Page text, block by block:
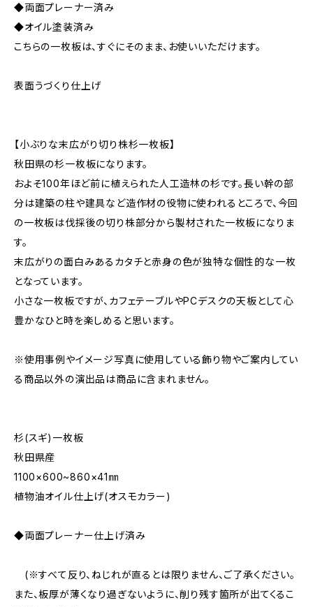
◆両面プレーナー済み
◆オイル塗装済み
こちらの一枚板は、すぐにそのまま、お使いいただけます。
表面うづくり仕上げ
【小ぶりな末広がり切り株杉一枚板】
秋田県の杉一枚板になります。
およそ100年ほど前に植えられた人工造林の杉です。長い幹の部
分は建築の柱や建具など造作材の役物に使われるところで、今回
の一枚板は伐採後の切り株部分から製材された一枚板になりま
す。
末広がりの面白みあるカタチと赤身の色が独特な個性的な一枚
となっています。
小さな一枚板ですが、カフェテーブルやPCデスクの天板として心
豊かなひと時を楽しめると思います。
※使用事例やイメージ写真に使用している飾り物やご案内してい
る商品以外の演出品は商品に含まれません。
杉(スギ)一枚板
秋田県産
1100×600~860×41㎜
植物油オイル仕上げ(オスモカラー)
◆両面プレーナー仕上げ済み
(※すべて反り、ねじれが直るとは限りません、ご了承ください。
また、板厚が薄くなり過ぎないように、削り残す箇所が出てくるこ